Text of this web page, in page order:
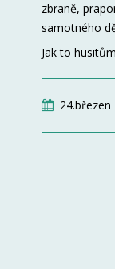
zbraně,
samotného
Jak to
24.březen